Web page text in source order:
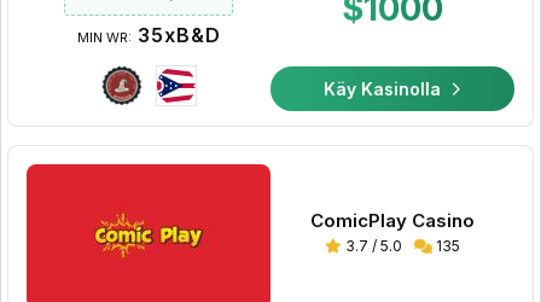
$1000
MIN WR: 35xB&D
Käy Kasinolla
ComicPlay Casino
3.7 / 5.0 135